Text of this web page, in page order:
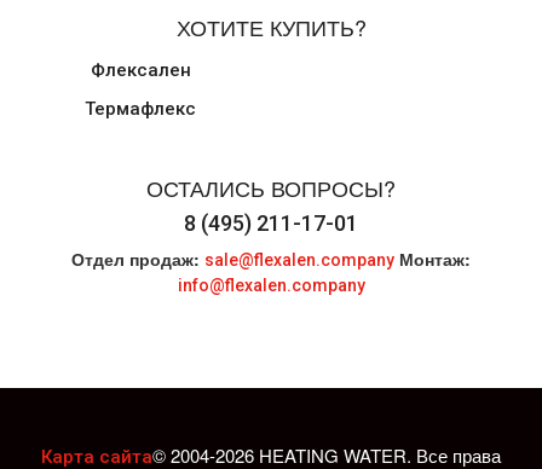
ХОТИТЕ КУПИТЬ?
Флексален
Термафлекс
ОСТАЛИСЬ ВОПРОСЫ?
8 (495) 211-17-01
Отдел продаж: sale@flexalen.company Монтаж:
info@flexalen.company
Карта сайта© 2004-2026 HEATING WATER. Все права